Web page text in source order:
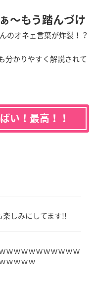
〜もう 踏んづけ
のオネェ言葉が炸裂！？
分かりやすく解説されて
い！最高！！
しみにしてます!!
ｗｗｗｗｗｗｗｗｗｗ
ｗｗｗｗ